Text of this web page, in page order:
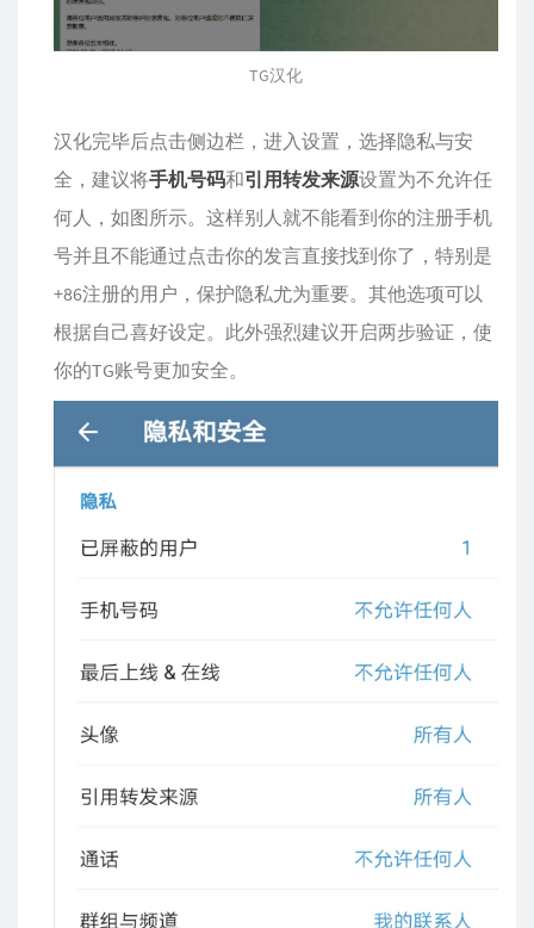
TG汉化
汉化完毕后点击侧边栏，进入设置，选择隐私与安
全，建议将手机号码和引用转发来源设置为不允许任
何人，如图所示。这样别人就不能看到你的注册手机
号并且不能通过点击你的发言直接找到你了，特别是
+86注册的用户，保护隐私尤为重要。其他选项可以
根据自己喜好设定。此外强烈建议开启两步验证，使
你的TG账号更加安全。